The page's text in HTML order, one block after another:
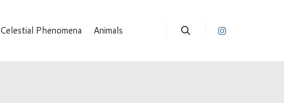
Celestial Phenomena Animals